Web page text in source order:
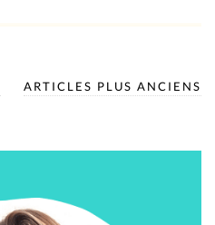
ARTICLES PLUS ANCIENS